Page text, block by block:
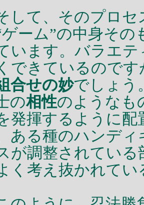
して、そのプロセ
ゲーム”の中身そ
います。バラエ
できているので
合せの妙でしょう
の相性のようなも
発揮するように
ある種のハンデ
が調整されてい
く考え抜かれて